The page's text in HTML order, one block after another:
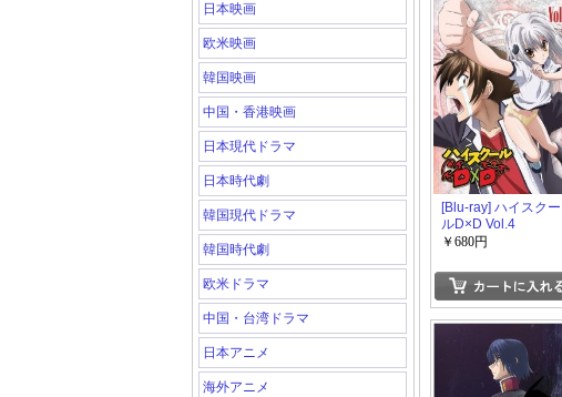
日本映画
欧米映画
韓国映画
中国・香港映画
日本現代ドラマ
日本時代劇
韓国現代ドラマ
韓国時代劇
欧米ドラマ
中国・台湾ドラマ
日本アニメ
海外アニメ
[Blu-ray] ハイスクー
ルD×D Vol.4
￥680円